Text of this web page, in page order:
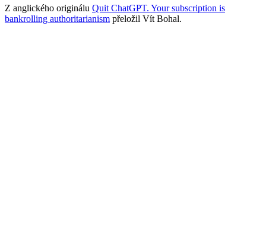
Z anglického originálu Quit ChatGPT. Your subscription is
bankrolling authoritarianism přeložil Vít Bohal.